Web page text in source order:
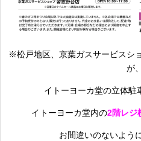
※松戸地区、京葉ガスサービスシ
が、
イトーヨーカ堂の立体駐
イトーヨーカ堂内の2階レジ
お間違いのないよう